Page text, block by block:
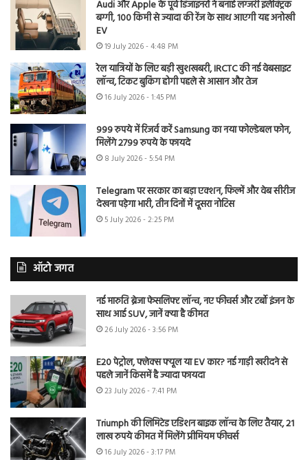
Audi और Apple के पूर्व डिजाइनरों ने बनाई लग्जरी इलेक्ट्रिक
बग्गी, 100 किमी से ज्यादा की रेंज के साथ आएगी यह अनोखी
EV
19 July 2026 - 4:48 PM
रेल यात्रियों के लिए बड़ी खुशखबरी, IRCTC की नई वेबसाइट
लॉन्च, टिकट बुकिंग होगी पहले से आसान और तेज
16 July 2026 - 1:45 PM
999 रुपये में रिजर्व करें Samsung का नया फोल्डेबल फोन,
मिलेंगे 2799 रुपये के फायदे
8 July 2026 - 5:54 PM
Telegram पर सरकार का बड़ा एक्शन, फिल्में और वेब सीरीज
देखना पड़ेगा भारी, तीन दिनों में दूसरा नोटिस
5 July 2026 - 2:25 PM
ऑटो जगत
नई मारुति ब्रेजा फेसलिफ्ट लॉन्च, नए फीचर्स और टर्बो इंजन के
साथ आई SUV, जानें क्या है कीमत
26 July 2026 - 3:56 PM
E20 पेट्रोल, फ्लेक्स फ्यूल या EV कार? नई गाड़ी खरीदने से
पहले जानें किसमें है ज्यादा फायदा
23 July 2026 - 7:41 PM
Triumph की लिमिटेड एडिशन बाइक लॉन्च के लिए तैयार, 21
लाख रुपये कीमत में मिलेंगे प्रीमियम फीचर्स
16 July 2026 - 3:17 PM